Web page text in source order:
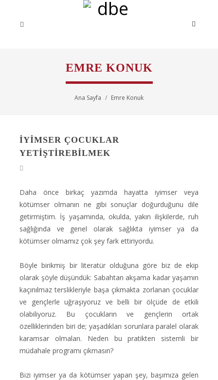
EMRE KONUK
Ana Sayfa Emre Konuk
İYIMSER ÇOCUKLAR
YETIŞTIREBILMEK
Daha önce birkaç yazımda hayatta iyimser veya
kötümser olmanın ne gibi sonuçlar doğurduğunu dile
getirmiştim. İş yaşamında, okulda, yakın ilişkilerde, ruh
sağlığında ve genel olarak sağlıkta iyimser ya da
kötümser olmamız çok şey fark ettiriyordu.
Böyle birikmiş bir literatür olduğuna göre biz de ekip
olarak şöyle düşündük: Sabahtan akşama kadar yaşamın
kaçınılmaz terslikleriyle başa çıkmakta zorlanan çocuklar
ve gençlerle uğraşıyoruz ve belli bir ölçüde de etkili
olabiliyoruz. Bu çocukların ve gençlerin ortak
özelliklerinden biri de; yaşadıkları sorunlara paralel olarak
karamsar olmaları. Neden bu pratikten sistemli bir
müdahale programı çıkmasın?
Bizi iyimser ya da kötümser yapan şey, başımıza gelen